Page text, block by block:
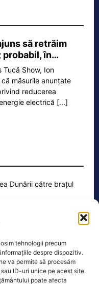
tehnologii precum
despre dispozitiv.
va permite să procesăm
ID-uri unice pe acest site.
poate afecta
să retrăim
probabil, în…
Tucă Show, Ion
măsurile anunțate
reducerea
electrică [...]
Dunării către brațul
fi scufundate vineri, 7
au intrat în linie
dintre cele mai